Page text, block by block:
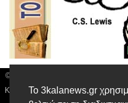
Το 3kalanews.gr
© 3kala News | Διακριτικός
Καρδίτσας, Υπο/μα Τρικάλων, Δ/